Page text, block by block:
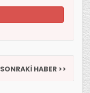
SONRAKİ HABER >>